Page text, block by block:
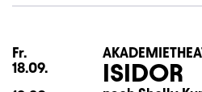
Fr.
18.09.
ISIDOR